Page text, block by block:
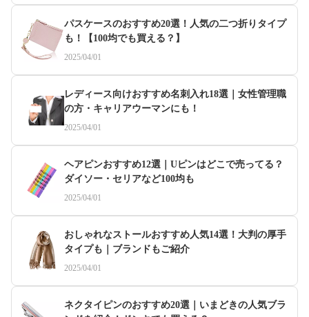
パスケースのおすすめ20選！人気の二つ折りタイプ
も！【100均でも買える？】
2025/04/01
レディース向けおすすめ名刺入れ18選｜女性管理職
の方・キャリアウーマンにも！
2025/04/01
ヘアピンおすすめ12選｜Uピンはどこで売ってる？
ダイソー・セリアなど100均も
2025/04/01
おしゃれなストールおすすめ人気14選！大判の厚手
タイプも｜ブランドもご紹介
2025/04/01
ネクタイピンのおすすめ20選｜いまどきの人気ブラ